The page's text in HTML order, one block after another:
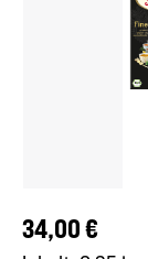
Regulärer Preis:
34,00 €